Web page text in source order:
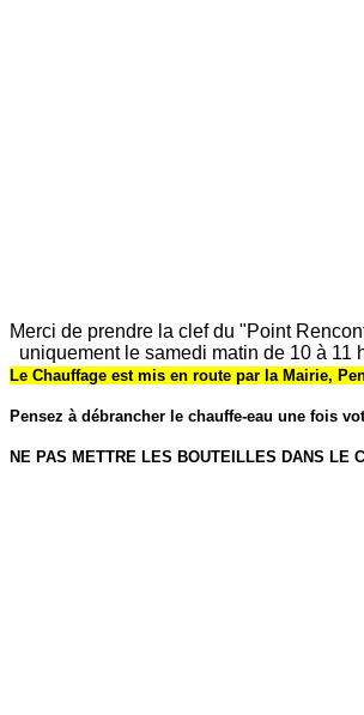
Merci de prendre la clef du "Point
uniquement le samedi matin de 10 à 11
Le Chauffage est mis en route par la Mairie,
Pensez à débrancher le chauffe-eau une fois
NE PAS METTRE LES BOUTEILLES DANS LE